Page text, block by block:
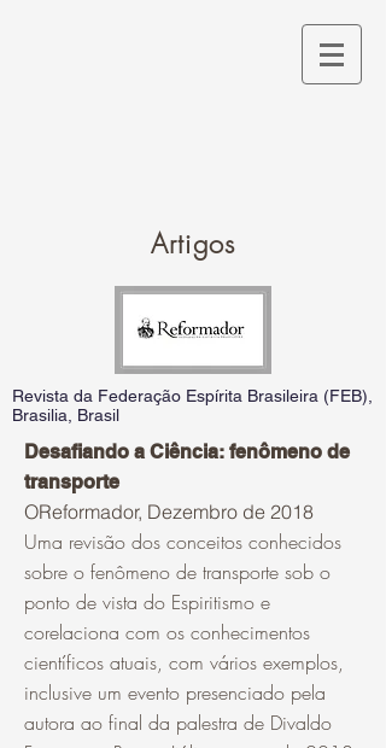
Artigos
Revista da Federação Espírita Brasileira (FEB),
Brasilia, Brasil
Desafiando a Ciência: fenômeno de
transporte
OReformador, Dezembro de 2018
Uma revisão dos conceitos conhecidos
sobre o fenômeno de transporte sob o
ponto de vista do Espiritismo e
corelaciona com os conhecimentos
científicos atuais, com vários exemplos,
inclusive um evento presenciado pela
autora ao final da palestra de Divaldo